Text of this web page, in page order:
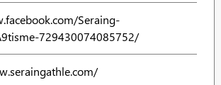
Seraing-
729430074085752/